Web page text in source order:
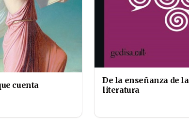
cuenta
De la enseñanza de la
literatura